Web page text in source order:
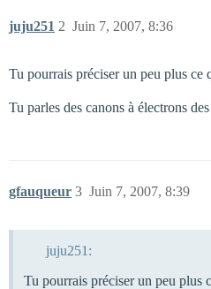
juju251 Juin 7, 2007, 8:36
2
Tu pourrais préciser un peu plus ce
Tu parles des canons à électrons
gfauqueur Juin 7, 2007, 8:39
3
juju251:
Tu pourrais préciser un peu plus